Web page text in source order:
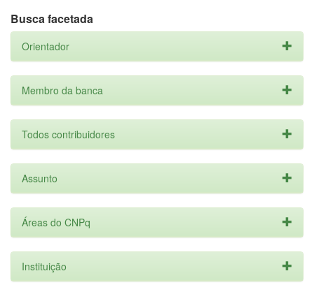
Busca facetada
Orientador
Membro da banca
Todos contribuidores
Assunto
Áreas do CNPq
Instituição